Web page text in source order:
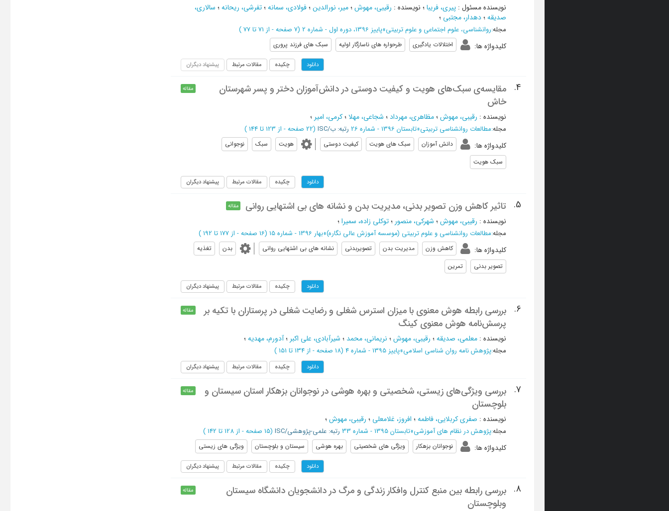
نویسنده مسئول : پیری، فریبا؛ نویسنده : رقیبی، مهوش؛میر، نورالدین؛فولادی، سمانه؛تفرشی، ریحانه؛ سالاری،
صدیقه؛دهدار، مجتبی ؛
مجله:روانشناسی، علوم اجتماعی و علوم تربیتی»پاییز 1396، دوره اول - شماره 2 (‎7 صفحه - از 71 تا 77 )
کلیدواژه ها: اختلالات یادگیری طرحواره های ناسازگار اولیه سبک های فرزند پروری
دانلود چکیده مقالات مرتبط پیشنهاد دیگران
4.
مقایسه‌ی‌ سبک‌های هویت و کیفیت دوستی در دانش‌آموزان دختر و پسر شهرستان
خاش
مقاله
نویسنده : رقیبی، مهوش؛مظاهری، مهرداد؛ شجاعی، مهلا؛کرمی، امیر ؛
مجله:مطالعات روانشناسی تربیتی»تابستان 1396 - شماره 26 رتبه: ب/ISC (‎22 صفحه - از 123 تا 144 )
کلیدواژه ها: دانش آموزان سبک های هویت کیفیت دوستی هویت سبک
نوجوانی
سبک هویت
دانلود چکیده مقالات مرتبط پیشنهاد دیگران
5. تاثیر کاهش وزن تصویر بدنی، مدیریت بدن و نشانه های بی اشتهایی روانی مقاله
نویسنده : رقیبی، مهوش؛ شهرکی، منصور ؛توکلی زاده، سمیرا؛
مجله:مطالعات روانشناسی و علوم تربیتی (موسسه آموزش عالی نگاره)»بهار 1396 - شماره 15 (‎16 صفحه - از 177 تا 192 )
کلیدواژه ها: کاهش وزن مدیریت بدن تصویربدنی نشانه های بی اشتهایی روانی بدن
تغذیه
تصویر بدنی
تمرین
دانلود چکیده مقالات مرتبط پیشنهاد دیگران
6.
بررسی رابطه هوش معنوی با میزان استرس شغلی و رضایت شغلی در پرستاران با تکیه بر
پرسش‌نامه هوش معنوی کینگ
مقاله
نویسنده : معلمی، صدیقه؛ رقیبی، مهوش؛ نریمانی، محمد ؛ شیرآبادی، علی اکبر ؛آدورم، مهدیه؛
مجله:پژوهش نامه روان شناسی اسلامی»پاییز 1395 - شماره 4 (‎18 صفحه - از 134 تا 151 )
دانلود چکیده مقالات مرتبط پیشنهاد دیگران
7.
بررسی ویژگی‌های زیستی، شخصیتی و بهره هوشی در نوجوانان بزهکار استان سیستان و
بلوچستان
مقاله
نویسنده : صفری کربلایی، فاطمه؛ افروز، غلامعلی ؛ رقیبی، مهوش؛
مجله:پژوهش در نظام های آموزشی»تابستان 1395 - شماره 33 رتبه: علمی-پژوهشی/ISC (‎15 صفحه - از 128 تا 142 )
کلیدواژه ها: نوجوانان بزهکار ویژگی های شخصیتی بهره هوشی سیستان و بلوچستان ویژگی های زیستی
دانلود چکیده مقالات مرتبط پیشنهاد دیگران
8.
بررسی رابطه بین منبع کنترل وافکار زندگی و مرگ در دانشجویان دانشگاه سیستان
وبلوچستان
مقاله